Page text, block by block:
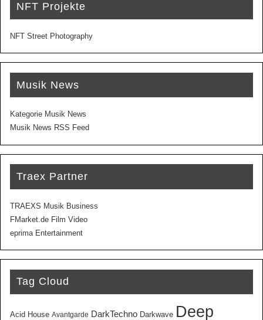
NFT Projekte
NFT Street Photography
Musik News
Kategorie Musik News
Musik News RSS Feed
Traex Partner
TRAEXS Musik Business
FMarket.de Film Video
eprima Entertainment
Tag Cloud
Acid House Avantgarde DarkTechno Darkwave Deep